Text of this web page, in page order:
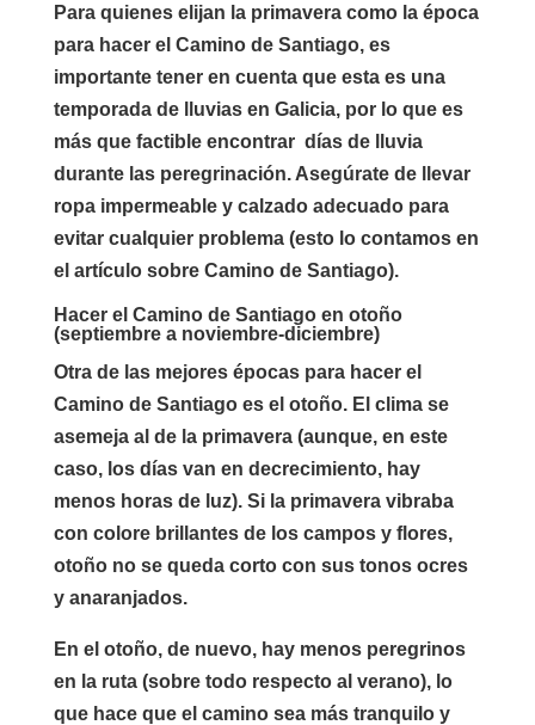
Para quienes elijan la primavera como la época
para hacer el Camino de Santiago, es
importante tener en cuenta que esta es una
temporada de lluvias en Galicia, por lo que es
más que factible encontrar días de lluvia
durante las peregrinación. Asegúrate de llevar
ropa impermeable y calzado adecuado para
evitar cualquier problema (esto lo contamos en
el artículo sobre Camino de Santiago).
Hacer el Camino de Santiago en otoño
(septiembre a noviembre-diciembre)
Otra de las mejores épocas para hacer el
Camino de Santiago es el otoño. El clima se
asemeja al de la primavera (aunque, en este
caso, los días van en decrecimiento, hay
menos horas de luz). Si la primavera vibraba
con colore brillantes de los campos y flores,
otoño no se queda corto con sus tonos ocres
y anaranjados.
En el otoño, de nuevo, hay menos peregrinos
en la ruta (sobre todo respecto al verano), lo
que hace que el camino sea más tranquilo y